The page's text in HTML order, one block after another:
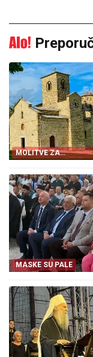
MOLITVE ZA
ZDRAVLJE I USPJEH
MASKE SU PALE